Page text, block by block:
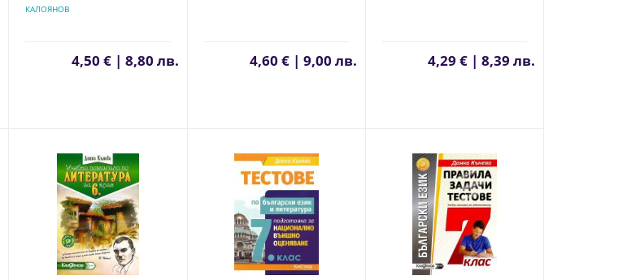
КАЛОЯНОВ
4,50 € | 8,80 лв. 4,60 € | 9,00 лв. 4,29 € | 8,39 лв.